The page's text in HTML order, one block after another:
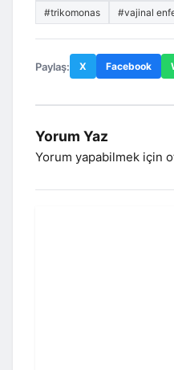
#trikomonas
#vajinal
Paylaş: X Facebook
Yorum Yaz
Yorum yapabilmek için